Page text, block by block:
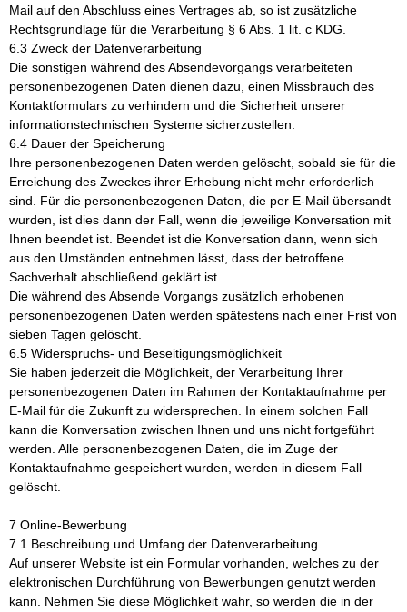
Mail auf den Abschluss eines Vertrages ab, so ist zusätzliche
Rechtsgrundlage für die Verarbeitung § 6 Abs. 1 lit. c KDG.
6.3 Zweck der Datenverarbeitung
Die sonstigen während des Absendevorgangs verarbeiteten
personenbezogenen Daten dienen dazu, einen Missbrauch des
Kontaktformulars zu verhindern und die Sicherheit unserer
informationstechnischen Systeme sicherzustellen.
6.4 Dauer der Speicherung
Ihre personenbezogenen Daten werden gelöscht, sobald sie für die
Erreichung des Zweckes ihrer Erhebung nicht mehr erforderlich
sind. Für die personenbezogenen Daten, die per E-Mail übersandt
wurden, ist dies dann der Fall, wenn die jeweilige Konversation mit
Ihnen beendet ist. Beendet ist die Konversation dann, wenn sich
aus den Umständen entnehmen lässt, dass der betroffene
Sachverhalt abschließend geklärt ist.
Die während des Absende Vorgangs zusätzlich erhobenen
personenbezogenen Daten werden spätestens nach einer Frist von
sieben Tagen gelöscht.
6.5 Widerspruchs- und Beseitigungsmöglichkeit
Sie haben jederzeit die Möglichkeit, der Verarbeitung Ihrer
personenbezogenen Daten im Rahmen der Kontaktaufnahme per
E-Mail für die Zukunft zu widersprechen. In einem solchen Fall
kann die Konversation zwischen Ihnen und uns nicht fortgeführt
werden. Alle personenbezogenen Daten, die im Zuge der
Kontaktaufnahme gespeichert wurden, werden in diesem Fall
gelöscht.
7 Online-Bewerbung
7.1 Beschreibung und Umfang der Datenverarbeitung
Auf unserer Website ist ein Formular vorhanden, welches zu der
elektronischen Durchführung von Bewerbungen genutzt werden
kann. Nehmen Sie diese Möglichkeit wahr, so werden die in der